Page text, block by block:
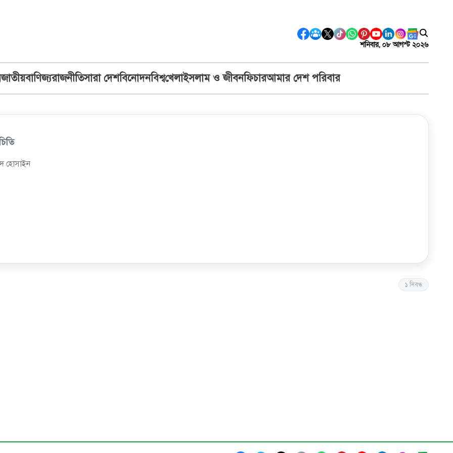
শনিবার, ০৮ আগস্ট ২০২৬
জাতীয়বাণিজ্যরাজনীতিসারা দেশবিনোদনবিশ্বখেলাইসলাম ও জীবনফিচারআমার দেশ পরিবার
হোসাইন
১ নিবন্ধ